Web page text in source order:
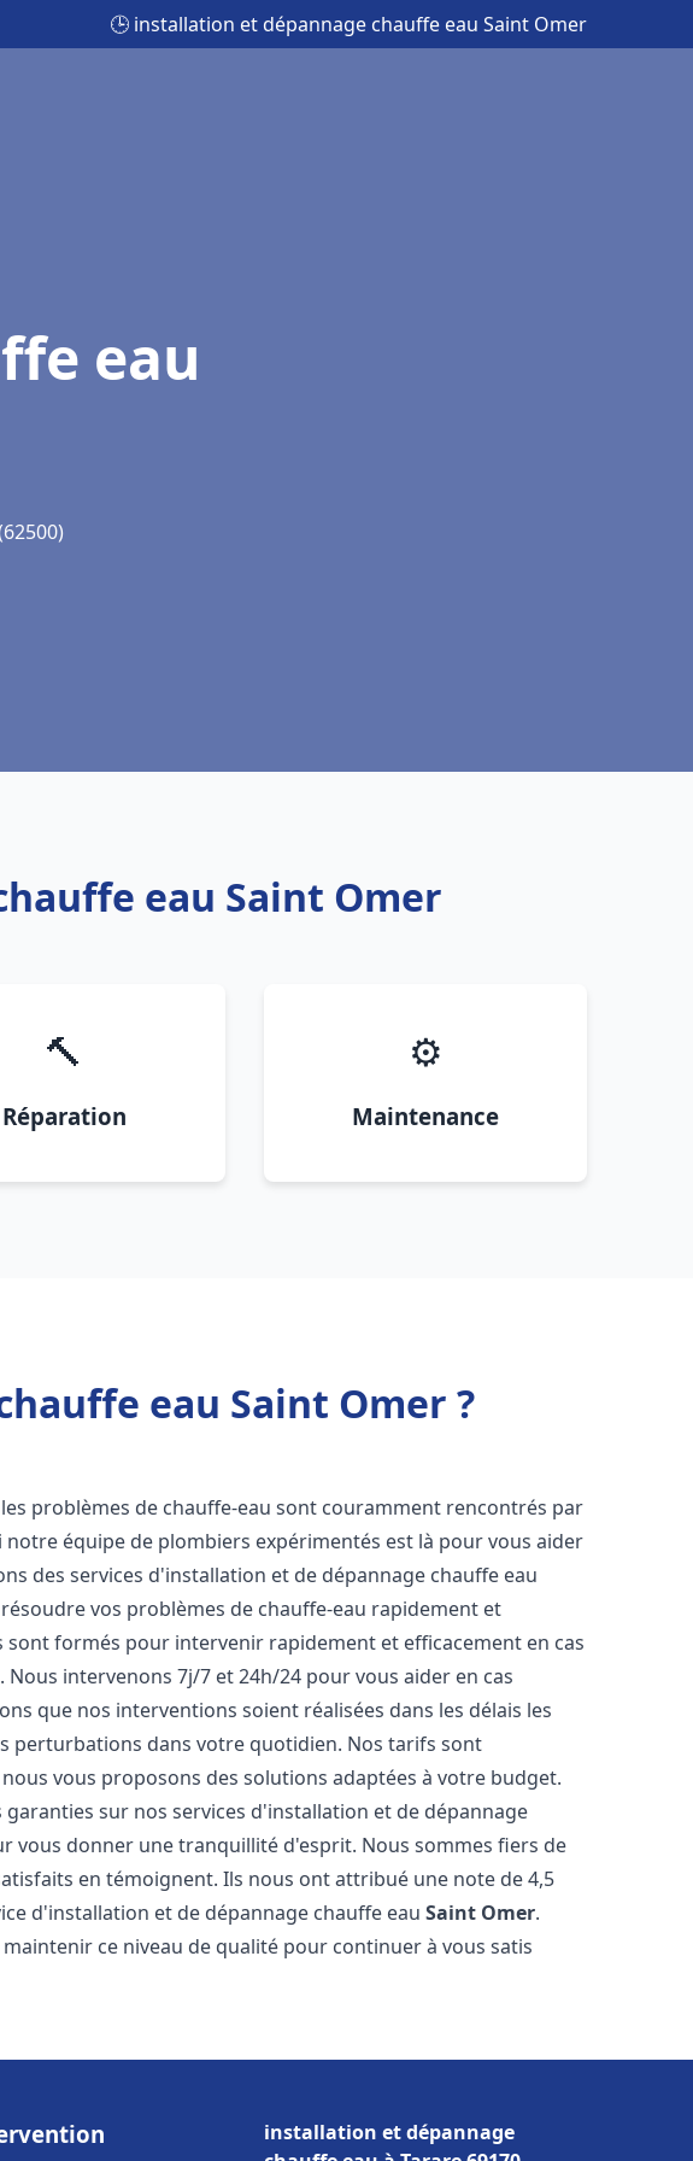
🕒 installation et dépannage chauffe eau Saint Omer
eau
eau Saint Omer
🔨
Réparation
⚙️
Maintenance
eau Saint Omer ?
problèmes de chauffe-eau sont couramment rencontrés par
équipe de plombiers expérimentés est là pour vous aider
des services d'installation et de dépannage chauffe eau
vos problèmes de chauffe-eau rapidement et
sont formés pour intervenir rapidement et efficacement en cas
intervenons 7j/7 et 24h/24 pour vous aider en cas
que nos interventions soient réalisées dans les délais les
perturbations dans votre quotidien. Nos tarifs sont
vous proposons des solutions adaptées à votre budget.
sur nos services d'installation et de dépannage
vous donner une tranquillité d'esprit. Nous sommes fiers de
en témoignent. Ils nous ont attribué une note de 4,5
d'installation et de dépannage chauffe eauSaint Omer.
ce niveau de qualité pour continuer à vous satis
installation et dépannage